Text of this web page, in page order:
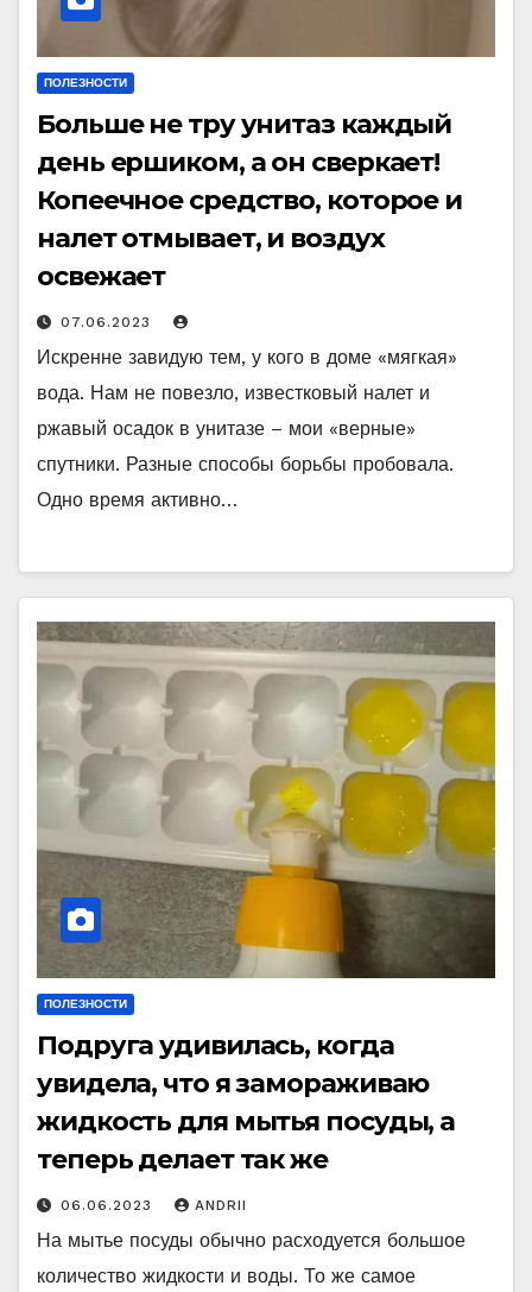
ПОЛЕЗНОСТИ
Больше не тру унитаз каждый
день ершиком, а он сверкает!
Копеечное средство, которое и
налет отмывает, и воздух
освежает
07.06.2023
Искренне завидую тем, у кого в доме «мягкая»
вода. Нам не повезло, известковый налет и
ржавый осадок в унитазе – мои «верные»
спутники. Разные способы борьбы пробовала.
Одно время активно…
ПОЛЕЗНОСТИ
Подруга удивилась, когда
увидела, что я замораживаю
жидкость для мытья посуды, а
теперь делает так же
06.06.2023 ANDRII
На мытье посуды обычно расходуется большое
количество жидкости и воды. То же самое